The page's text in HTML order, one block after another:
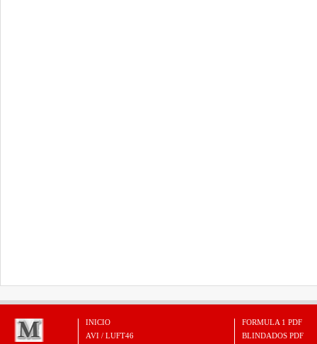
INICIO
AVI / LUFT46
FORMULA 1 PDF
BLINDADOS PDF